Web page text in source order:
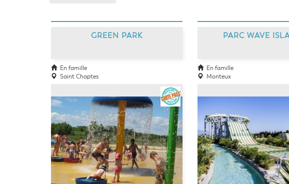
GREEN PARK
En famille
Saint Chaptes
PARC WAVE
En famille
Monteux